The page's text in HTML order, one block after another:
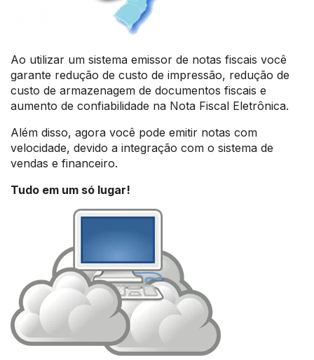
Ao utilizar um sistema emissor de notas fiscais você
garante redução de custo de impressão, redução de
custo de armazenagem de documentos fiscais e
aumento de confiabilidade na Nota Fiscal Eletrônica.
Além disso, agora você pode emitir notas com
velocidade, devido a integração com o sistema de
vendas e financeiro.
Tudo em um só lugar!